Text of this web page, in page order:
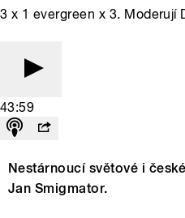
3 x 1 evergreen x 3. Moderují
43:59
Nestárnoucí světové i
Jan Smigmator.